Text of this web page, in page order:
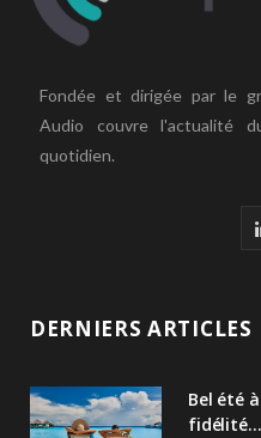
Fondée et dirigée par le
Audio couvre l'actualité
quotidien.
DERNIERS ARTICLES
Bel été